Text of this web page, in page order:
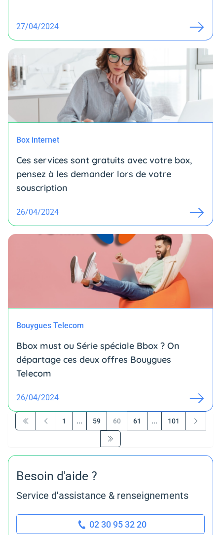
27/04/2024
Box internet
Ces services sont gratuits avec votre box,
pensez à les demander lors de votre
souscription
26/04/2024
Bouygues Telecom
Bbox must ou Série spéciale Bbox ? On
départage ces deux offres Bouygues
Telecom
26/04/2024
Première page
Précédent
1 ... 59 60 61 ... 101
Suivant
Dernière page
Besoin d'aide ?
Service d'assistance & renseignements
02 30 95 32 20